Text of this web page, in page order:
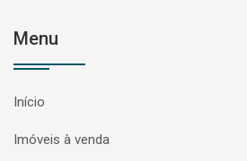
Menu
Início
Imóveis à venda